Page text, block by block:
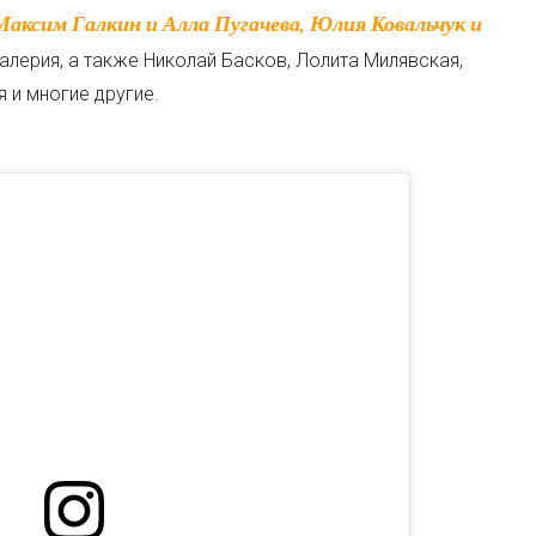
а также Николай Басков, Лолита Милявская,
и многие другие.